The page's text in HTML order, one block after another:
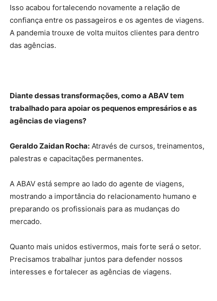
Isso acabou fortalecendo novamente a relação de
confiança entre os passageiros e os agentes de viagens.
A pandemia trouxe de volta muitos clientes para dentro
das agências.
Diante dessas transformações, como a ABAV tem
trabalhado para apoiar os pequenos empresários e as
agências de viagens?
Geraldo Zaidan Rocha: Através de cursos, treinamentos,
palestras e capacitações permanentes.
A ABAV está sempre ao lado do agente de viagens,
mostrando a importância do relacionamento humano e
preparando os profissionais para as mudanças do
mercado.
Quanto mais unidos estivermos, mais forte será o setor.
Precisamos trabalhar juntos para defender nossos
interesses e fortalecer as agências de viagens.